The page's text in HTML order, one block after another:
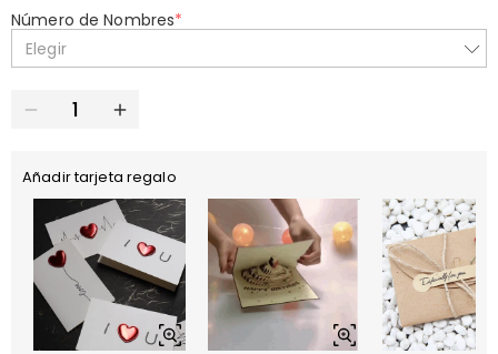
Número de Nombres*
Elegir
Añadir tarjeta regalo